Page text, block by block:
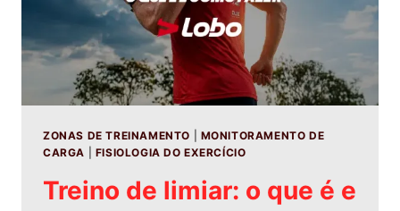
ZONAS DE TREINAMENTO
MONITORAMENTO DE
CARGA
FISIOLOGIA DO EXERCÍCIO
Treino de limiar: o que é e